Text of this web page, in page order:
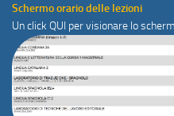
Schermo orario delle lezioni
Un click QUI per visionare lo